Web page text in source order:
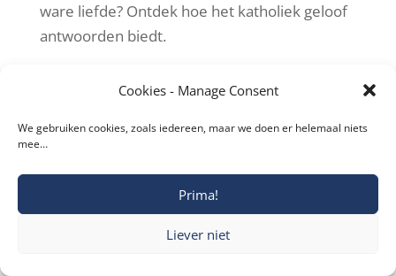
Cookies - Manage Consent
We gebruiken cookies, zoals iedereen, maar we doen er helemaal niets
mee…
Prima!
Liever niet
ware liefde? Ontdek hoe het katholiek geloof
antwoorden biedt.